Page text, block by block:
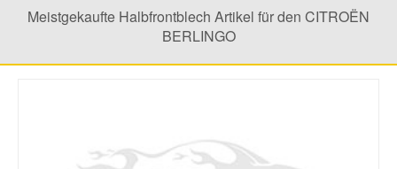
Meistgekaufte Halbfrontblech Artikel für den CITROËN
BERLINGO
Mazda Ersatzteile
Mercedes Ersatzteile
Mitsubishi Ersatzteile